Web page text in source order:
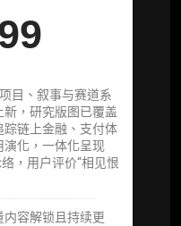
目、叙事与赛道系
，研究版图已覆盖
链上金融、支付体
演化，一体化呈现
，用户评价“相见恨
容解锁且持续更
方发布研报预告后
，话题需审核）
提问，话题需审
目（精选高价值沉